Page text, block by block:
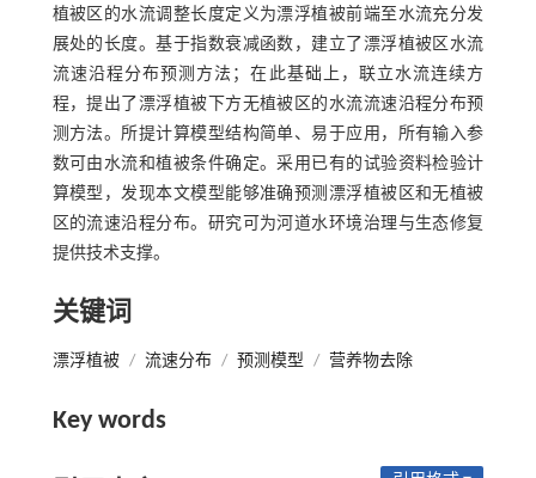
植被区的水流调整长度定义为漂浮植被前端至水流充分发
展处的长度。基于指数衰减函数，建立了漂浮植被区水流
流速沿程分布预测方法；在此基础上，联立水流连续方
程，提出了漂浮植被下方无植被区的水流流速沿程分布预
测方法。所提计算模型结构简单、易于应用，所有输入参
数可由水流和植被条件确定。采用已有的试验资料检验计
算模型，发现本文模型能够准确预测漂浮植被区和无植被
区的流速沿程分布。研究可为河道水环境治理与生态修复
提供技术支撑。
关键词
漂浮植被 / 流速分布 / 预测模型 / 营养物去除
Key words